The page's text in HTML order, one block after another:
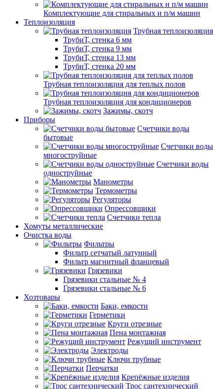
Комплектующие для стиральных и п/м машин
Теплоизоляция
Трубная теплоизоляция
ТрубиТ, стенка 6 мм
ТрубиТ, стенка 9 мм
ТрубиТ, стенка 13 мм
ТрубиТ, стенка 20 мм
Трубная теплоизоляция для теплых полов
Трубная теплоизоляция для кондиционеров
Зажимы, скотч
Приборы
Счетчики воды
бытовые
Счетчики воды
многоструйные
Счетчики воды
одноструйные
Манометры
Термометры
Регуляторы
Опрессовщики
Счетчики тепла
Хомуты металлические
Очистка воды
Фильтры
Фильтр сетчатый латунный
Фильтр магнитный фланцевый
Грязевики
Грязевики стальные № 4
Грязевики стальные № 6
Хозтовары
Баки, емкости
Герметики
Круги отрезные
Пена монтажная
Режущий инструмент
Электроды
Ключи трубные
Перчатки
Крепёжные изделия
Трос сантехнический